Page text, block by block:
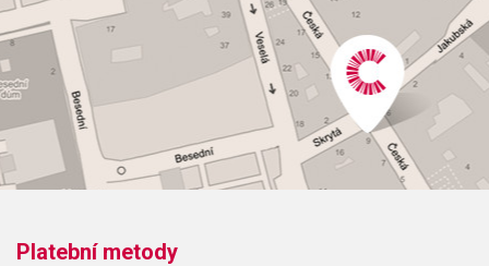
Platební metody